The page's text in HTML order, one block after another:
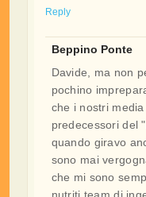
Reply
Beppino Ponte
Davide, ma non
pochino
che i nostri
predecessori del
quando giravo
sono mai
che mi sono